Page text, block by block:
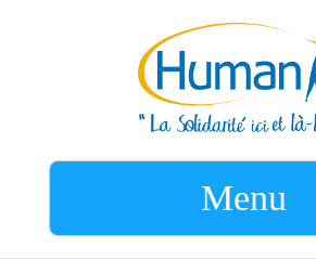
Menu